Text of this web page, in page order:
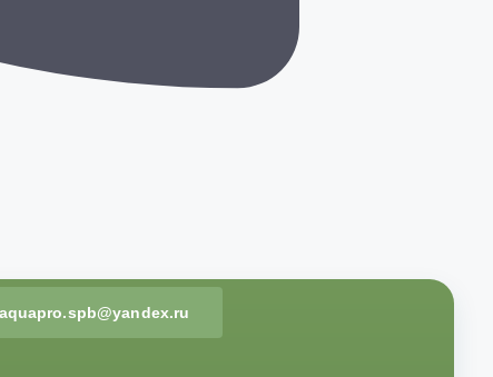
aquapro.spb@yandex.ru